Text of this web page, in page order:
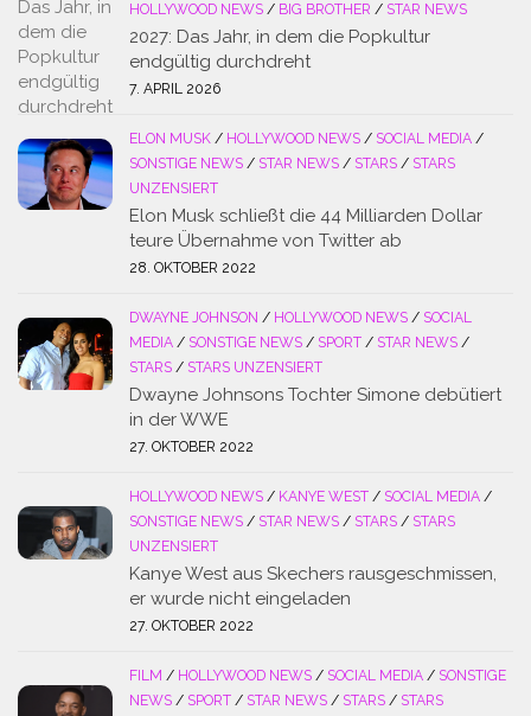
HOLLYWOOD NEWS / BIG BROTHER / STAR NEWS
2027: Das Jahr, in dem die Popkultur
endgültig durchdreht
7. APRIL 2026
ELON MUSK / HOLLYWOOD NEWS / SOCIAL MEDIA /
SONSTIGE NEWS / STAR NEWS / STARS / STARS
UNZENSIERT
Elon Musk schließt die 44 Milliarden Dollar
teure Übernahme von Twitter ab
28. OKTOBER 2022
DWAYNE JOHNSON / HOLLYWOOD NEWS / SOCIAL
MEDIA / SONSTIGE NEWS / SPORT / STAR NEWS /
STARS / STARS UNZENSIERT
Dwayne Johnsons Tochter Simone debütiert
in der WWE
27. OKTOBER 2022
HOLLYWOOD NEWS / KANYE WEST / SOCIAL MEDIA /
SONSTIGE NEWS / STAR NEWS / STARS / STARS
UNZENSIERT
Kanye West aus Skechers rausgeschmissen,
er wurde nicht eingeladen
27. OKTOBER 2022
FILM / HOLLYWOOD NEWS / SOCIAL MEDIA / SONSTIGE
NEWS / SPORT / STAR NEWS / STARS / STARS